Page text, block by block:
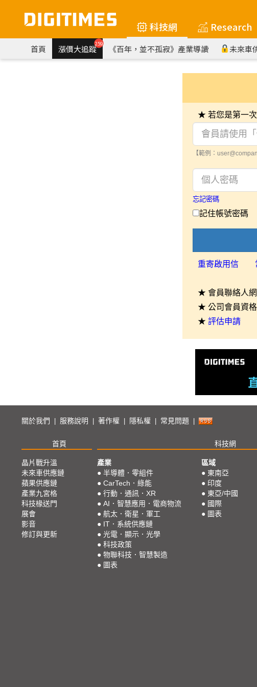
科技網 Research
首頁 漲價大追蹤259 《百年，並不孤寂》產業導讀 未來車
★ 若您是第一
【範例：
忘記密碼
記住帳號密碼
重寄啟用信
★ 會員聯絡人
★ 公司會員資
★ 評估申請
關於我們 服務說明 著作權 隱私權 常見問題
首頁 科技網
晶片戰升溫
未來車供應鏈
蘋果供應鏈
產業九宮格
科技椽送門
展會
影音
修訂與更新
產業
● 半導體．零組件
● CarTech．綠能
● 行動．通訊．XR
● AI．智慧應用．電商物流
● 航太．衛星．軍工
● IT．系統供應鏈
● 光電．顯示．光學
● 科技政策
● 物聯科技．智慧製造
● 圖表
區域
● 東南亞
● 印度
● 東亞/中國
● 國際
● 圖表